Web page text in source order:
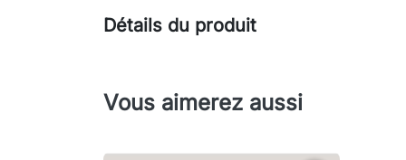
Détails du produit
Vous aimerez aussi